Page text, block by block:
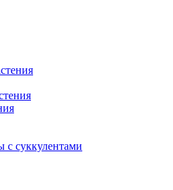
с суккулентами